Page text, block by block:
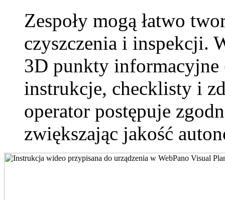
Zespoły mogą łatwo
czyszczenia i inspekcji.
3D punkty informacyjne
instrukcje, checklisty i
operator postępuje
zwiększając jakość